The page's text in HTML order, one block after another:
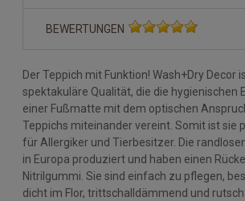
BEWERTUNGEN
Der Teppich mit Funktion! Wash+Dry Decor
spektakuläre Qualität, die die hygienischen
einer Fußmatte mit dem optischen
Teppichs miteinander vereint. Somit ist sie
für Allergiker und Tierbesitzer. Die
in Europa produziert und haben einen
Nitrilgummi. Sie sind einfach zu pflegen,
dicht im Flor, trittschalldämmend und